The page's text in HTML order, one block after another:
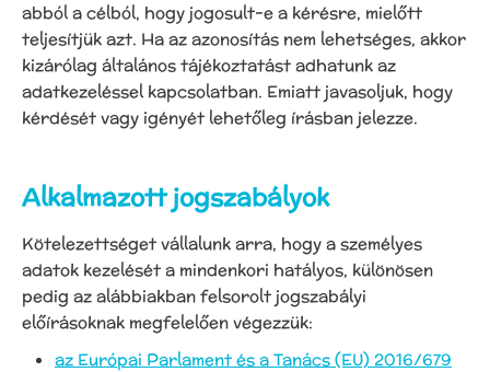
abból a célból, hogy jogosult-e a kérésre, mielőtt
teljesítjük azt. Ha az azonosítás nem lehetséges, akkor
kizárólag általános tájékoztatást adhatunk az
adatkezeléssel kapcsolatban. Emiatt javasoljuk, hogy
kérdését vagy igényét lehetőleg írásban jelezze.
Alkalmazott jogszabályok
Kötelezettséget vállalunk arra, hogy a személyes
adatok kezelését a mindenkori hatályos, különösen
pedig az alábbiakban felsorolt jogszabályi
előírásoknak megfelelően végezzük:
az Európai Parlament és a Tanács (EU) 2016/679